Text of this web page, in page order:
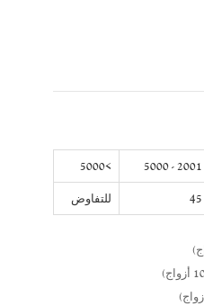
2001 - 5000
>5000
45
للتفاوض